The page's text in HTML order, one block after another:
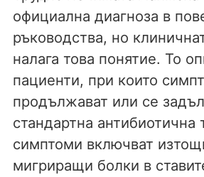
официална диагноза в
ръководства, но
налага това понятие. То
пациенти, при които
продължават или се
стандартна антибиотична
симптоми включват
мигриращи болки в